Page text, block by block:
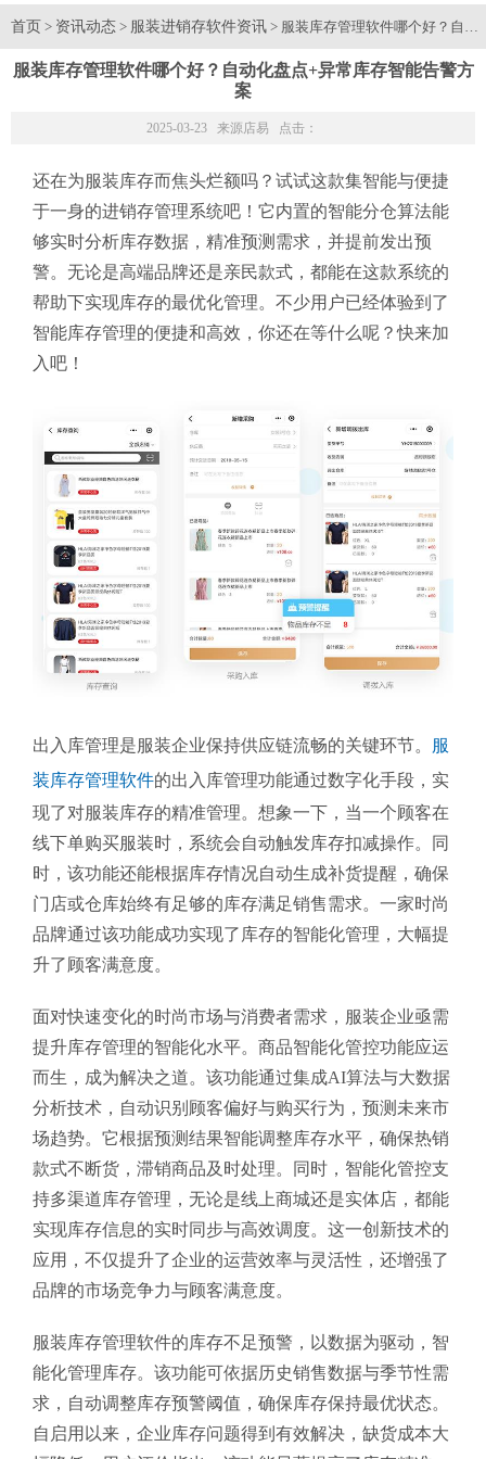
首页 > 资讯动态 > 服装进销存软件资讯 > 服装库存管理软件哪个好？自动
服装库存管理软件哪个好？自动化盘点+异常库存智能告警方
案
2025-03-23 来源店易 点击：
还在为服装库存而焦头烂额吗？试试这款集智能与便捷
于一身的进销存管理系统吧！它内置的智能分仓算法能
够实时分析库存数据，精准预测需求，并提前发出预
警。无论是高端品牌还是亲民款式，都能在这款系统的
帮助下实现库存的最优化管理。不少用户已经体验到了
智能库存管理的便捷和高效，你还在等什么呢？快来加
入吧！
出入库管理是服装企业保持供应链流畅的关键环节。
服
装库存管理软件的出入库管理功能通过数字化手段，实
现了对服装库存的精准管理。想象一下，当一个顾客在
线下单购买服装时，系统会自动触发库存扣减操作。同
时，该功能还能根据库存情况自动生成补货提醒，确保
门店或仓库始终有足够的库存满足销售需求。一家时尚
品牌通过该功能成功实现了库存的智能化管理，大幅提
升了顾客满意度。
面对快速变化的时尚市场与消费者需求，服装企业亟需
提升库存管理的智能化水平。商品智能化管控功能应运
而生，成为解决之道。该功能通过集成AI算法与大数据
分析技术，自动识别顾客偏好与购买行为，预测未来市
场趋势。它根据预测结果智能调整库存水平，确保热销
款式不断货，滞销商品及时处理。同时，智能化管控支
持多渠道库存管理，无论是线上商城还是实体店，都能
实现库存信息的实时同步与高效调度。这一创新技术的
应用，不仅提升了企业的运营效率与灵活性，还增强了
品牌的市场竞争力与顾客满意度。
服装库存管理软件的库存不足预警，以数据为驱动，智
能化管理库存。该功能可依据历史销售数据与季节性需
求，自动调整库存预警阈值，确保库存保持最优状态。
自启用以来，企业库存问题得到有效解决，缺货成本大